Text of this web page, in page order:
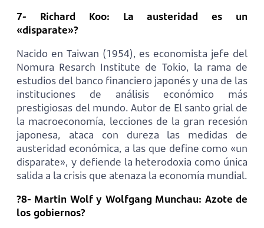
7- Richard Koo: La austeridad es un
«disparate»?
Nacido en Taiwan (1954), es economista jefe del
Nomura Resarch Institute de Tokio, la rama de
estudios del banco financiero japonés y una de las
instituciones de análisis económico más
prestigiosas del mundo. Autor de El santo grial de
la macroeconomía, lecciones de la gran recesión
japonesa, ataca con dureza las medidas de
austeridad económica, a las que define como «un
disparate», y defiende la heterodoxia como única
salida a la crisis que atenaza la economía mundial.
?8- Martin Wolf y Wolfgang Munchau: Azote de
los gobiernos?